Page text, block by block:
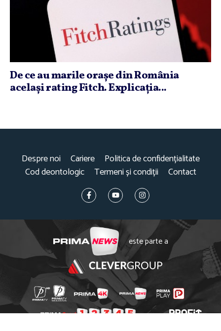
De ce au marile oraşe din România
acelaşi rating Fitch. Explicaţia...
Despre noi Cariere
Politica de confidențialitate
Cod deontologic
Termeni și condiții Contact
este parte a